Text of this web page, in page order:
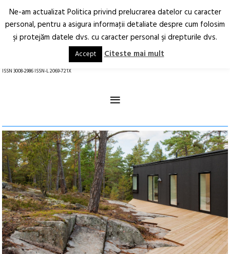
Arhitectură.
Oraș.
RO EN
ISSN 3008-2986 ISSN-L 2069-721X
≡
Ne-am actualizat Politica privind prelucrarea datelor cu caracter
personal, pentru a asigura informaţii detaliate despre cum folosim
şi protejăm datele dvs. cu caracter personal şi drepturile dvs.
Accept Citeste mai mult